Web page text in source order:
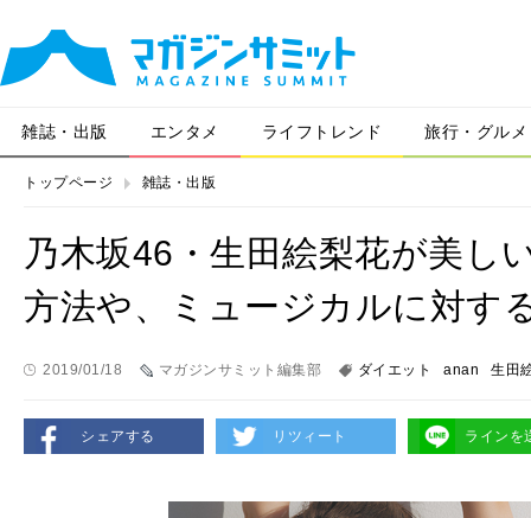
雑誌・出版 エンタメ ライフトレンド 旅行・グルメ
トップページ 雑誌・出版
乃木坂46・生田絵梨花が美し
方法や、ミュージカルに対す
2019/01/18 マガジンサミット編集部 ダイエット anan 生田
シェアする リツィート ラインを